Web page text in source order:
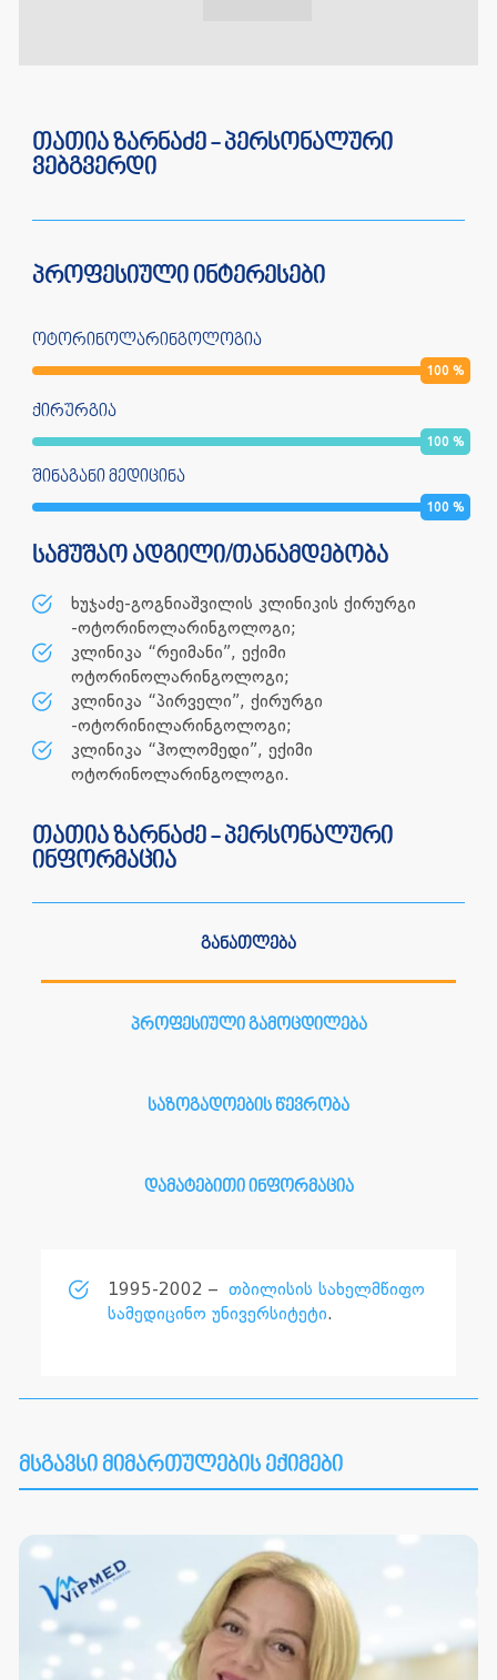
თათია ზარნაძე - პერსონალური
ვებგვერდი
პროფესიული ინტერესები
ოტორინოლარინგოლოგია
100 %
ქირურგია
100 %
შინაგანი მედიცინა
100 %
სამუშაო ადგილი/თანამდებობა
ხუჯაძე-გოგნიაშვილის კლინიკის ქირურგი
-ოტორინოლარინგოლოგი;
კლინიკა “რეიმანი”, ექიმი
ოტორინოლარინგოლოგი;
კლინიკა “პირველი”, ქირურგი
-ოტორინილარინგოლოგი;
კლინიკა “ჰოლომედი”, ექიმი
ოტორინოლარინგოლოგი.
თათია ზარნაძე - პერსონალური
ინფორმაცია
განათლება
პროფესიული გამოცდილება
საზოგადოების წევრობა
დამატებითი ინფორმაცია
1995-2002 – თბილისის სახელმწიფო
სამედიცინო უნივერსიტეტი.
მსგავსი მიმართულების ექიმები